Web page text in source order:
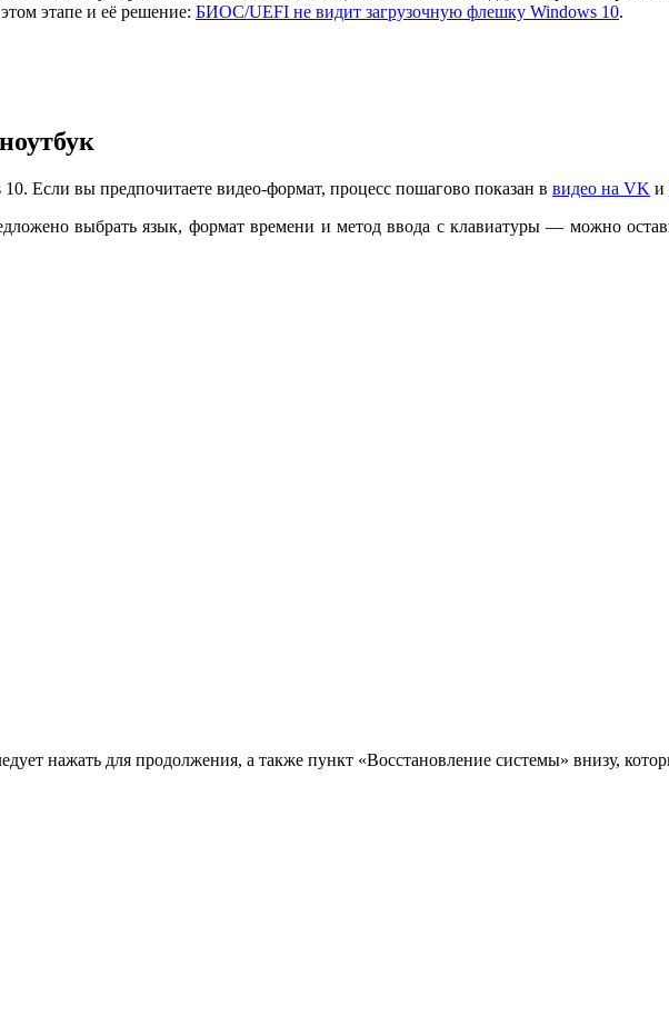
этапе и её решение: БИОС/UEFI не видит загрузочную флешку Windows 10.
Если вы предпочитаете видео-формат, процесс пошагово показан в видео на VK и
выбрать язык, формат времени и метод ввода с клавиатуры — можно
нажать для продолжения, а также пункт «Восстановление системы» внизу,